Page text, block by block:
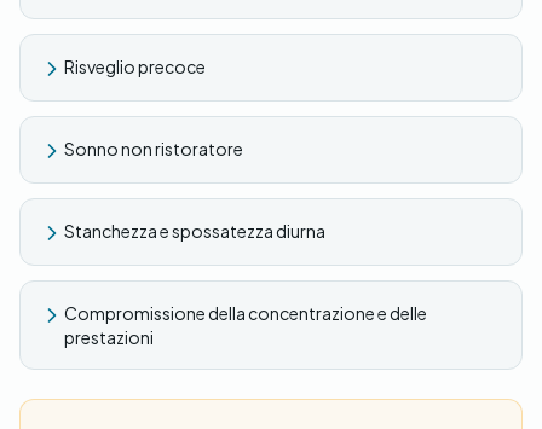
Risveglio precoce
Sonno non ristoratore
Stanchezza e spossatezza diurna
Compromissione della concentrazione e delle
prestazioni